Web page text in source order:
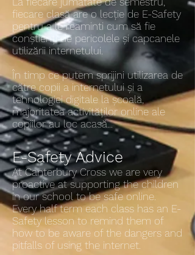
fiecare clasă are o lecție de E-Safety
pentru a le reaminti cum să fie
conștienți de pericolele și capcanele
utilizării internetului.
În timp ce putem sprijini utilizarea de
către copii a internetului și a
tehnologiei digitale la școală,
majoritatea activităților online ale
copiilor au loc acasă...
E-Safety Advice
At Canterbury Cross we are very
proactive at supporting the children
in our school to be safe online.
Every half term each class has an E-
Safety lesson to remind them of
how to be aware of the dangers and
pitfalls of using the internet.